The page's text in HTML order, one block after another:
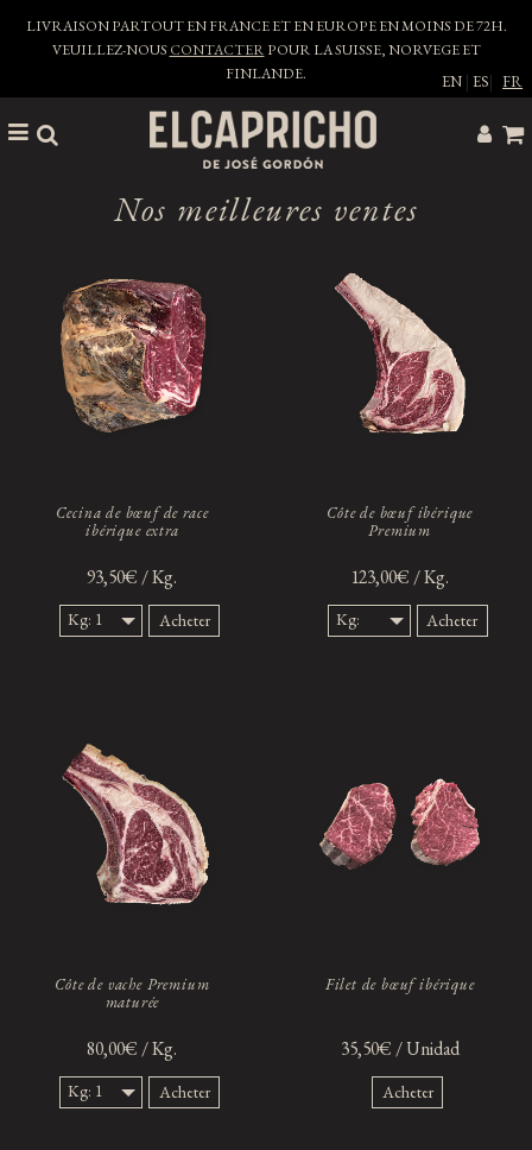
LIVRAISON PARTOUT EN FRANCE ET EN EUROPE EN MOINS DE 72H.
VEUILLEZ-NOUSCONTACTERPOUR LA SUISSE, NORVEGE ET
FINLANDE.
EN |ES| FR
Nos meilleures ventes
Cecina de bœuf de race
ibérique extra
93,50€ / Kg.
Kg: 1
Kg.
Acheter
Côte de bœuf ibérique
Premium
123,00€ / Kg.
Kg:
1,5
Acheter
Côte de vache Premium
maturée
80,00€ / Kg.
Kg: 1
Kg.
Acheter
Filet de bœuf ibérique
35,50€ / Unidad
Acheter